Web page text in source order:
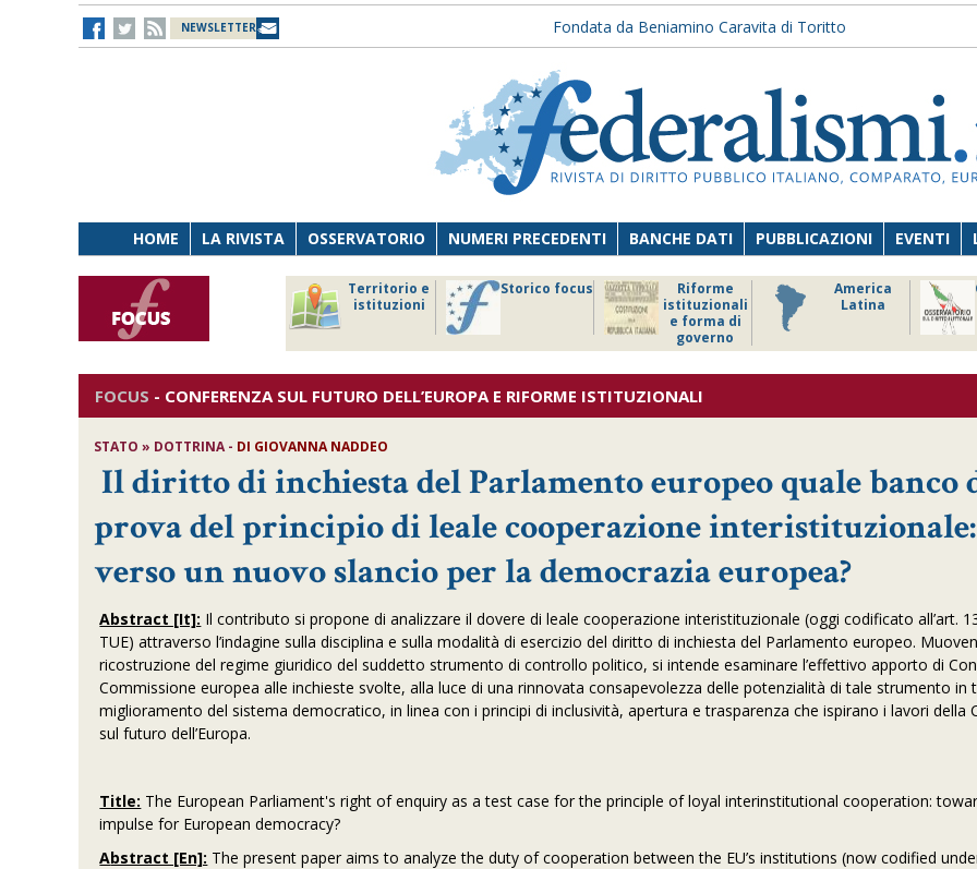
NEWSLETTER Fondata da Beniamino Caravita di Toritto
HOME LA RIVISTA OSSERVATORIO NUMERI PRECEDENTI BANCHE DATI PUBBLICAZIONI EVENTI
Territorio e
istituzioni
Storico focus
Riforme
istituzionali
e forma di
governo
America
Latina
FOCUS - CONFERENZA SUL FUTURO DELL’EUROPA E RIFORME ISTITUZIONALI
STATO » DOTTRINA - DI GIOVANNA NADDEO
Il diritto di inchiesta del Parlamento europeo quale banco
prova del principio di leale cooperazione interistituzionale:
verso un nuovo slancio per la democrazia europea?
Abstract [It]: Il contributo si propone di analizzare il dovere di leale cooperazione interistituzionale (oggi codificato all’art.
TUE) attraverso l’indagine sulla disciplina e sulla modalità di esercizio del diritto di inchiesta del Parlamento europeo.
ricostruzione del regime giuridico del suddetto strumento di controllo politico, si intende esaminare l’effettivo apporto di
Commissione europea alle inchieste svolte, alla luce di una rinnovata consapevolezza delle potenzialità di tale strumento in
miglioramento del sistema democratico, in linea con i principi di inclusività, apertura e trasparenza che ispirano i lavori della
sul futuro dell’Europa.
Title: The European Parliament's right of enquiry as a test case for the principle of loyal interinstitutional cooperation:
impulse for European democracy?
Abstract [En]: The present paper aims to analyze the duty of cooperation between the EU’s institutions (now codified